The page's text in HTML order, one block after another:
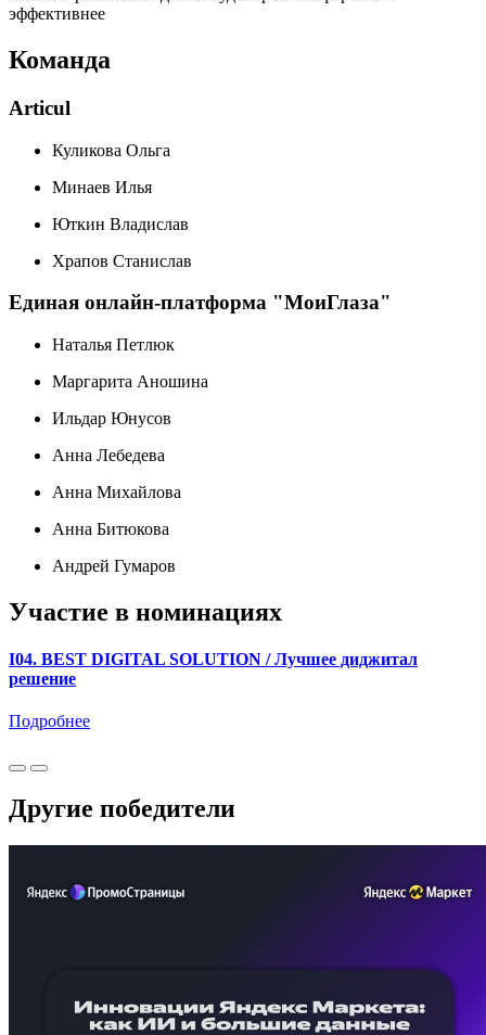
эффективнее
Команда
Articul
Куликова Ольга
Минаев Илья
Юткин Владислав
Храпов Станислав
Единая онлайн-платформа "МоиГлаза"
Наталья Петлюк
Маргарита Аношина
Ильдар Юнусов
Анна Лебедева
Анна Михайлова
Анна Битюкова
Андрей Гумаров
Участие в номинациях
I04. BEST DIGITAL SOLUTION / Лучшее диджитал
решение
Подробнее
Другие победители